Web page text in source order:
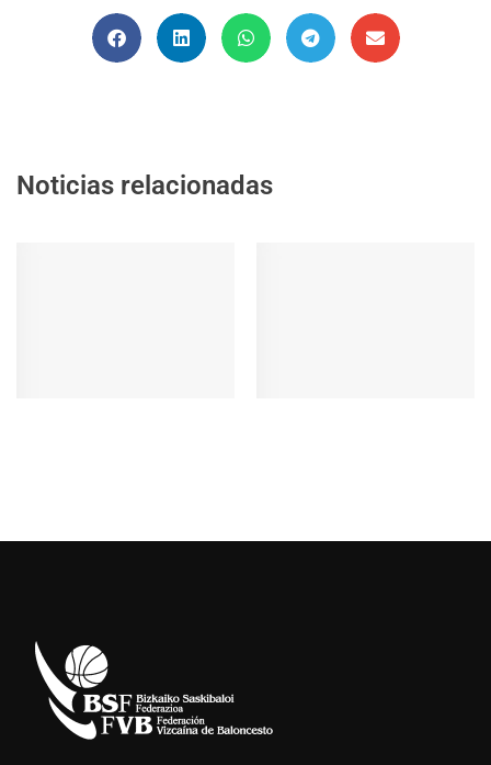
Noticias relacionadas